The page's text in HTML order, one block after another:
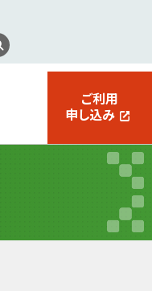
ご利用
申し込み